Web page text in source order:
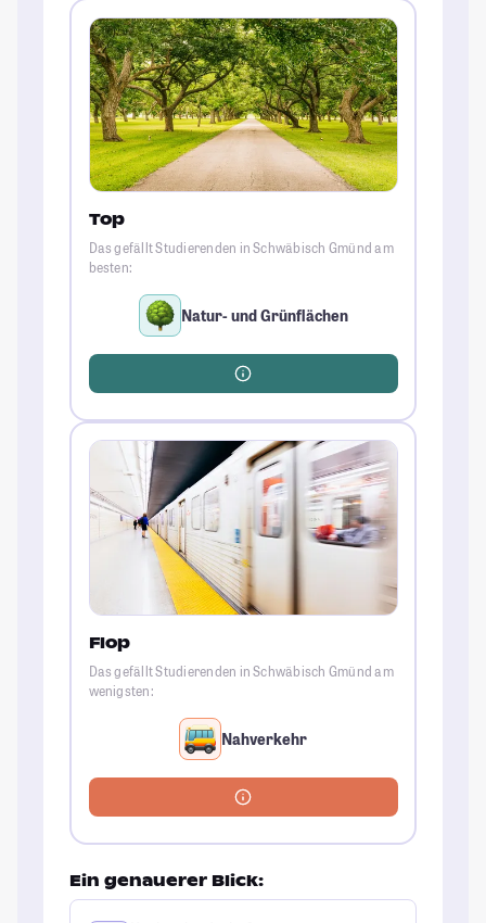
Top
Das gefällt Studierenden in Schwäbisch Gmünd am
besten:
Natur- und Grünflächen
Flop
Das gefällt Studierenden in Schwäbisch Gmünd am
wenigsten:
Nahverkehr
Ein genauerer Blick: